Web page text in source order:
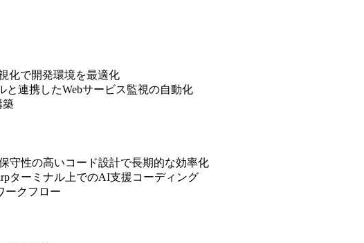
化で開発環境を最適化
と連携したWebサービス監視の自動化
築
守性の高いコード設計で長期的な効率化
ターミナル上でのAI支援コーディング
ークフロー